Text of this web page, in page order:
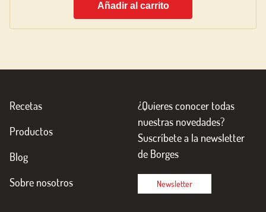
Añadir al carrito
Recetas
Productos
Blog
Sobre nosotros
¿Quieres conocer todas
nuestras novedades?
Suscríbete a la newsletter
de Borges
Newsletter